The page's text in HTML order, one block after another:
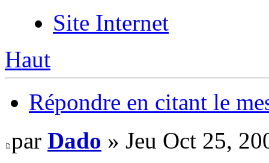
Site Internet
Haut
Répondre en citant le
par Dado » Jeu Oct 25,